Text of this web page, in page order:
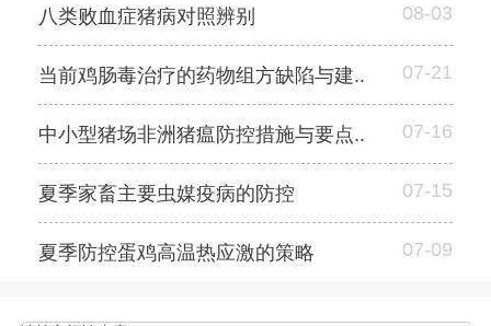
八类败血症猪病对照辨别 08-03
当前鸡肠毒治疗的药物组方缺陷与建.. 07-21
中小型猪场非洲猪瘟防控措施与要点.. 07-16
夏季家畜主要虫媒疫病的防控 07-15
夏季防控蛋鸡高温热应激的策略 07-09